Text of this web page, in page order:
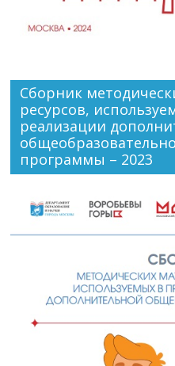
Сборник
ресурсов,
реализации
программы – 2023